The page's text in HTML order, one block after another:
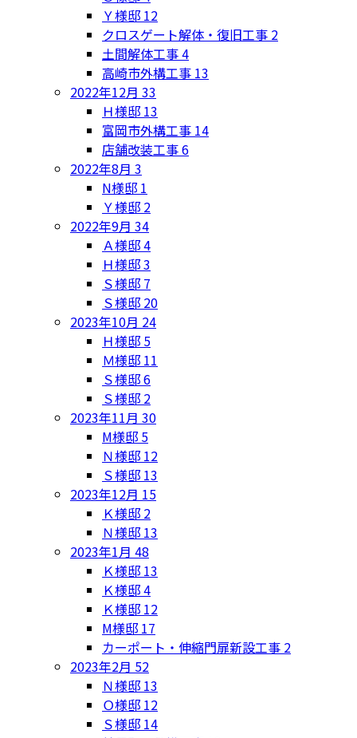
Ｙ様邸 12
クロスゲート解体・復旧工事 2
土間解体工事4
高崎市外構工事 13
2022年12月 33
Ｈ様邸 13
富岡市外構工事 14
店舗改装工事6
2022年8月 3
N様邸 1
Ｙ様邸 2
2022年9月 34
Ａ様邸4
Ｈ様邸3
Ｓ様邸 7
Ｓ様邸 20
2023年10月 24
Ｈ様邸 5
Ｍ様邸 11
Ｓ様邸6
Ｓ様邸 2
2023年11月 30
M様邸 5
Ｎ様邸 12
Ｓ様邸 13
2023年12月 15
Ｋ様邸 2
Ｎ様邸 13
2023年1月 48
Ｋ様邸 13
Ｋ様邸4
Ｋ様邸 12
M様邸 17
カーポート・伸縮門扉新設工事 2
2023年2月 52
Ｎ様邸 13
Ｏ様邸 12
Ｓ様邸 14